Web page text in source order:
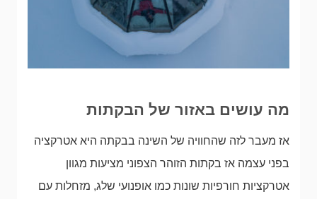
מה עושים באזור של הבקתות
אז מעבר לזה שהחוויה של השינה בבקתה היא אטרקציה
בפני עצמה אז בקתות הזוהר הצפוני מציעות מגוון
אטרקציות חורפיות שונות כמו אופנועי שלג, מזחלות עם